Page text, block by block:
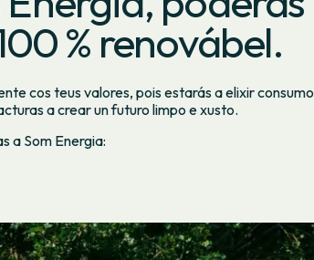
% renovábel.
cos teus valores, pois estarás a elixir consumo
a crear un futuro limpo e xusto.
a Som Energia: